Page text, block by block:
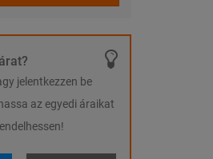
jelentkezzen be
az egyedi áraikat